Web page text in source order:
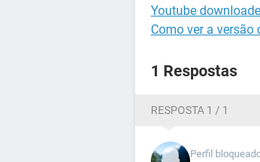
Youtube
Como ver a versão
1 Respostas
RESPOSTA 1 / 1
Perfil